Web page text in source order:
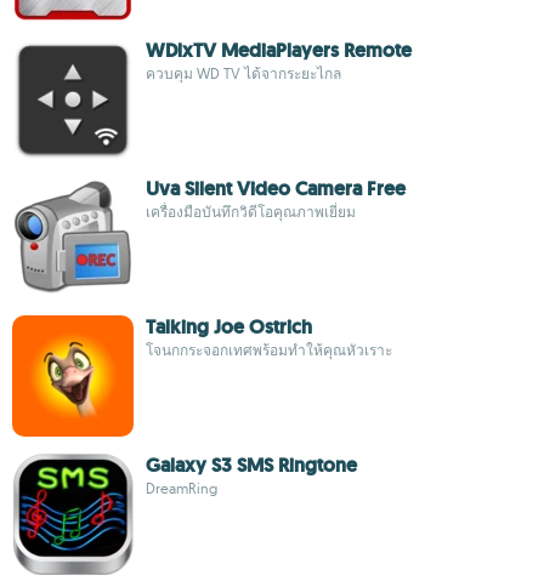
WDlxTV MediaPlayers Remote
ควบคุม WD TV ได้จากระยะไกล
Uva Silent Video Camera Free
เครื่องมือบันทึกวิดีโอคุณภาพเยี่ยม
Talking Joe Ostrich
โจนกกระจอกเทศพร้อมทำให้คุณหัวเราะ
Galaxy S3 SMS Ringtone
DreamRing